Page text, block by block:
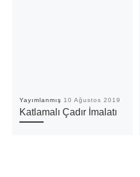
Yayımlanmış 10 Ağustos 2019
Katlamalı Çadır İmalatı